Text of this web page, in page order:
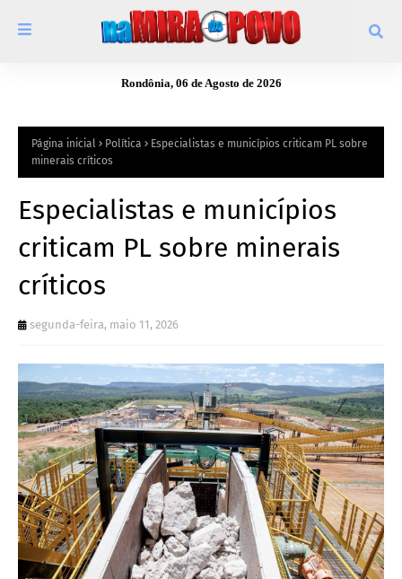
Rondônia, 06 de Agosto de 2026
Página inicial Política
Especialistas e municípios criticam PL sobre
minerais críticos
Especialistas e municípios
criticam PL sobre minerais
críticos
segunda-feira, maio 11, 2026